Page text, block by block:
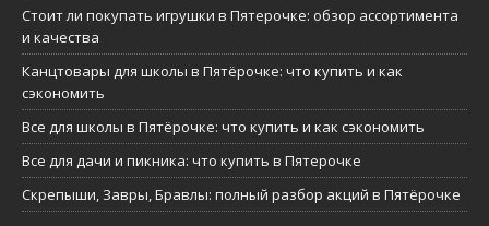
Стоит ли покупать игрушки в Пятерочке: обзор ассортимента
и качества
Канцтовары для школы в Пятёрочке: что купить и как
сэкономить
Все для школы в Пятёрочке: что купить и как сэкономить
Все для дачи и пикника: что купить в Пятерочке
Скрепыши, Завры, Бравлы: полный разбор акций в Пятёрочке